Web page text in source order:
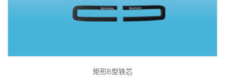
矩形B型铁芯